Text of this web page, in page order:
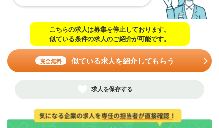
こちらの求人は募集を停止しております。
似ている条件の求人のご紹介が可能です。
完全無料 似ている求人を紹介してもらう
求人を保存する